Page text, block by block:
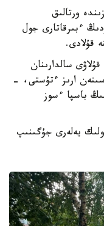
ورتالىق
ولاردىڭ ءبىرقاتارى جول
قۇلادى.
سالدارىنان
17 اۆتوكولىك يەسىنەن ارىز ءتۇستى، -
باسپا ءسوز
يەلەرى جۇگىنىپ